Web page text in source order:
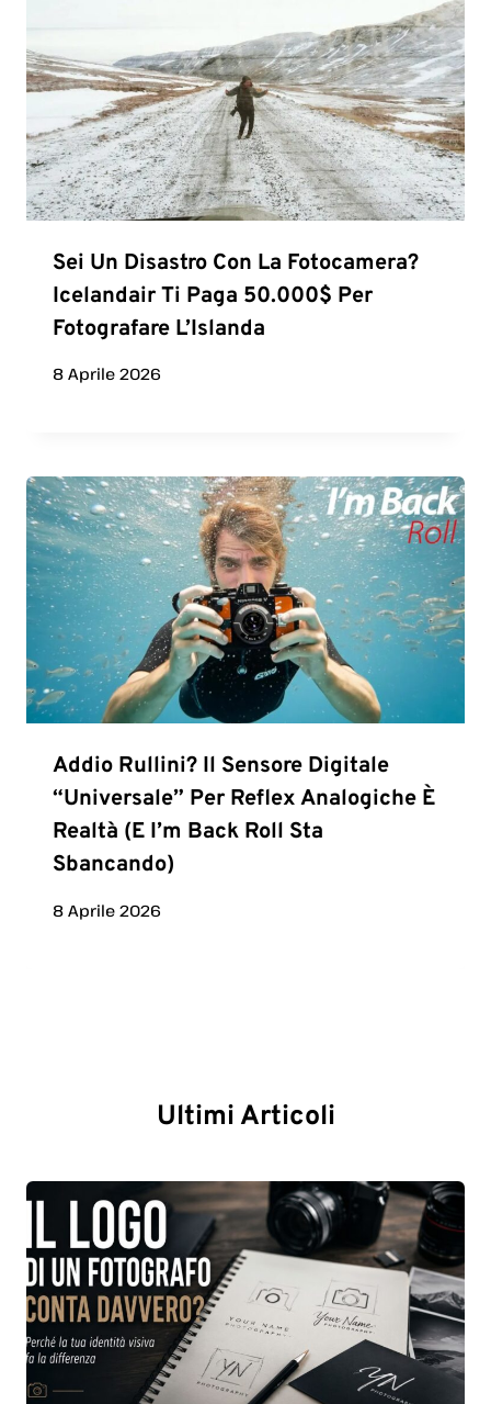
Sei Un Disastro Con La Fotocamera?
Icelandair Ti Paga 50.000$ Per
Fotografare L’Islanda
8 Aprile 2026
Addio Rullini? Il Sensore Digitale
“universale” Per Reflex Analogiche È
Realtà (e I’m Back Roll Sta
Sbancando)
8 Aprile 2026
Ultimi Articoli